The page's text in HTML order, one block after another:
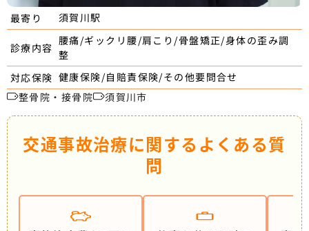
最寄り 須賀川駅
診療内容
腰痛/ギックリ腰/肩こり/骨盤矯正/身体の歪み調
整
対応保険 健康保険/自賠責保険/その他要問合せ
整骨院・接骨院
須賀川市
交通事故治療に関するよくある質
問